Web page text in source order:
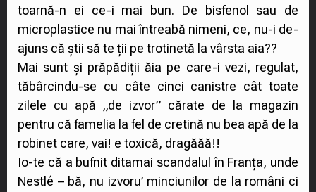
toarnă-n ei ce-i mai bun. De bisfenol sau de
microplastice nu mai întreabă nimeni, ce, nu-i de-
ajuns că știi să te ții pe trotinetă la vârsta aia??
Mai sunt și prăpădiții ăia pe care-i vezi, regulat,
tăbârcindu-se cu câte cinci canistre cât toate
zilele cu apă „de izvor” cărate de la magazin
pentru că famelia la fel de cretină nu bea apă de la
robinet care, vai! e toxică, dragăăă!!
Io-te că a bufnit ditamai scandalul în Franța, unde
Nestlé – bă, nu izvoru’ minciunilor de la români ci